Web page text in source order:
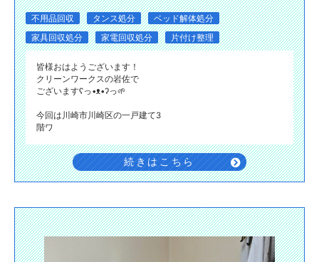
不用品回収 タンス処分
ベッド解体処分
家具回収処分
家電回収処分 片付け整理
皆様おはようございます！
クリーンワークスの岩佐で
ございますʕ⁠っ⁠•⁠ᴥ⁠•⁠ʔ⁠っ🌱
今回は川崎市川崎区の一戸建て3
階ワ
続きはこちら